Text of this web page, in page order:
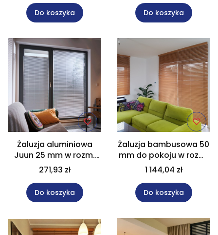
Do koszyka Do koszyka
Żaluzja aluminiowa
Juun 25 mm w rozm.
60x180 cm
271,93 zł
Do koszyka
Żaluzja bambusowa 50
mm do pokoju w rozm.
110 x 260 cm, Na wymiar
1 144,04 zł
Do koszyka